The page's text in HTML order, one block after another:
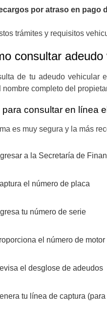
por atraso en pago
trámites y requisitos
consultar
de tu adeudo vehicular
nombre completo del
para consultar en línea
es muy segura y la más
a la Secretaría de
el número de placa
tu número de serie
el número de motor
el desglose de adeudos
tu línea de captura